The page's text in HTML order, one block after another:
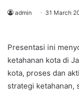
admin 31 March
Presentasi ini
ketahanan kota di
kota, proses dan
strategi ketahanan,